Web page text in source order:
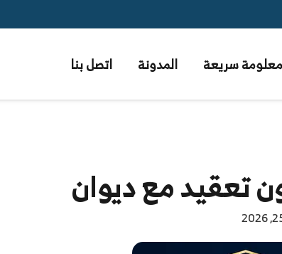
معلومة سريعة المدونة اتصل بنا
تعقيد مع ديوان